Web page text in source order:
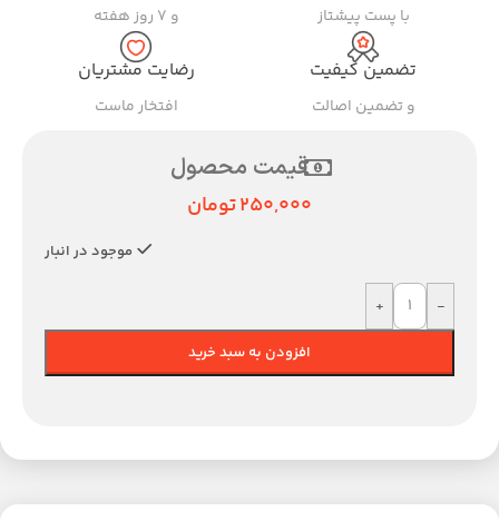
با پست پیشتاز و ۷ روز هفته
تضمین کیفیت
و تضمین اصالت
رضایت مشتریان
افتخار ماست
قیمت محصول
250,000تومان
موجود در انبار
-
+
افزودن به سبد خرید